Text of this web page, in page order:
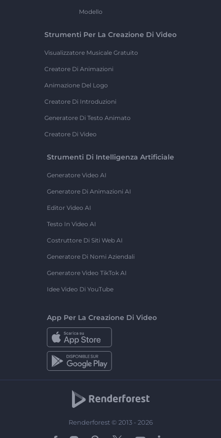
Modello
Strumenti Per La Creazione Di Video
Visualizzatore Musicale Gratuito
Creatore Di Animazioni
Animazione Del Logo
Creatore Di Introduzioni
Generatore Di Testo Animato
Creatore Di Video
Strumenti Di Intelligenza Artificiale
Generatore Video AI
Generatore Di Animazioni AI
Editor Video AI
Testo In Video AI
Costruttore Di Siti Web AI
Generatore Di Nomi Aziendali
Generatore Video TikTok AI
Idee Video Di YouTube
App Per La Creazione Di Video
Renderforest © 2013 - 2026